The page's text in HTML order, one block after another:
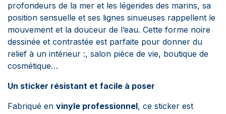
profondeurs de la mer et les légendes des marins, sa
position sensuelle et ses lignes sinueuses rappellent le
mouvement et la douceur de l’eau. Cette forme noire
dessinée et contrastée est parfaite pour donner du
relief à un intérieur :, salon pièce de vie, boutique de
cosmétique…
Un sticker résistant et facile à poser
Fabriqué en vinyle professionnel, ce sticker est